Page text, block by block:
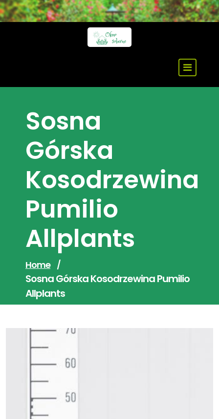
Skip
to
Sosna
Górska
Kosodrzewina
Pumilio
Allplants
Home /
Sosna Górska Kosodrzewina Pumilio
Allplants